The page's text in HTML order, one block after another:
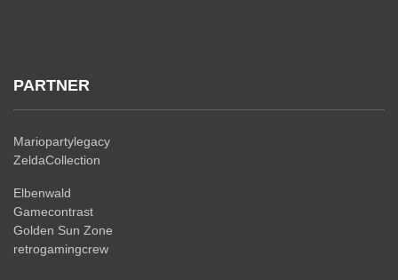
PARTNER
Mariopartylegacy
ZeldaCollection
Elbenwald
Gamecontrast
Golden Sun Zone
retrogamingcrew